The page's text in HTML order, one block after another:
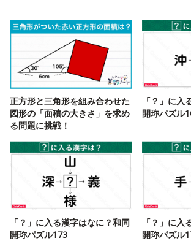
正方形と三角形を組み合わせた
図形の「面積の大きさ」を求め
る問題に挑戦！
「？」に入
開珎パズル
「？」に入る漢字はなに？和同
開珎パズル173
「？」に入
開珎パズル